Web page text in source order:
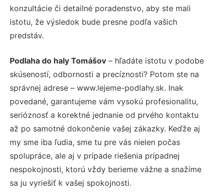
konzultácie či detailné poradenstvo, aby ste mali
istotu, že výsledok bude presne podľa vašich
predstáv.
Podlaha do haly Tomášov – hľadáte istotu v podobe
skúseností, odbornosti a precíznosti? Potom ste na
správnej adrese – www.lejeme-podlahy.sk. Inak
povedané, garantujeme vám vysokú profesionalitu,
serióznosť a korektné jednanie od prvého kontaktu
až po samotné dokončenie vašej zákazky. Keďže aj
my sme iba ľudia, sme tu pre vás nielen počas
spolupráce, ale aj v prípade riešenia prípadnej
nespokojnosti, ktorú vždy berieme vážne a snažíme
sa ju vyriešiť k vašej spokojnosti.